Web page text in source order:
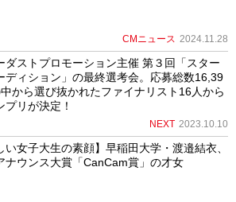
CMニュース 2024.11.28
ダストプロモーション主催 第３回「スター
ィション」の最終選考会。応募総数16,39
から選び抜かれたファイナリスト16人から
プリが決定！
NEXT 2023.10.10
い女子大生の素顔】早稲田大学・渡邉結衣、
ナウンス大賞「CanCam賞」の才女